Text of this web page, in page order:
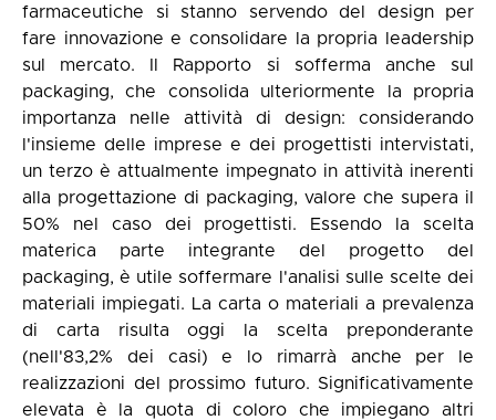
farmaceutiche si stanno servendo del design per
fare innovazione e consolidare la propria leadership
sul mercato. Il Rapporto si sofferma anche sul
packaging, che consolida ulteriormente la propria
importanza nelle attività di design: considerando
l'insieme delle imprese e dei progettisti intervistati,
un terzo è attualmente impegnato in attività inerenti
alla progettazione di packaging, valore che supera il
50% nel caso dei progettisti. Essendo la scelta
materica parte integrante del progetto del
packaging, è utile soffermare l'analisi sulle scelte dei
materiali impiegati. La carta o materiali a prevalenza
di carta risulta oggi la scelta preponderante
(nell'83,2% dei casi) e lo rimarrà anche per le
realizzazioni del prossimo futuro. Significativamente
elevata è la quota di coloro che impiegano altri